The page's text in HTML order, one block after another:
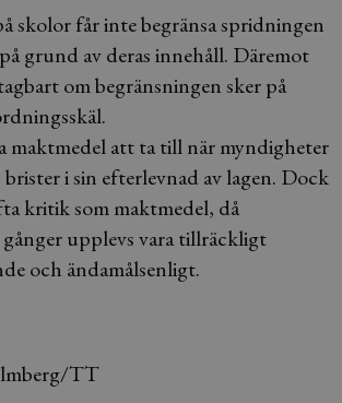
skolor får inte begränsa spridningen
grund av deras innehåll. Däremot
om begränsningen sker på
maktmedel att ta till när myndigheter
brister i sin efterlevnad av lagen. Dock
kritik som maktmedel, då
upplevs vara tillräckligt
och ändamålsenligt.
TT